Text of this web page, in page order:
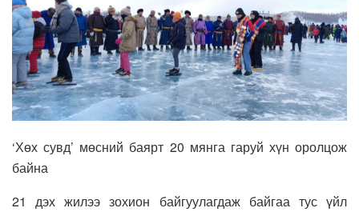
‘Хөх сувд’ мөсний баярт 20 мянга гаруй хүн оролцож
байна
21 дэх жилээ зохион байгуулагдаж байгаа тус үйл